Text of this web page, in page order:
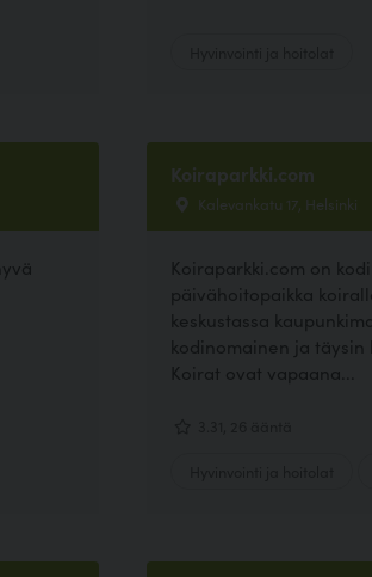
Koiraparkki.com
Kalevankatu 17, Helsinki
Koiraparkki.com on
päivähoitopaikka
keskustassa
kodinomainen ja
Koirat ovat vapaana...